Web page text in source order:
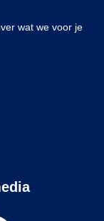
wat we voor je